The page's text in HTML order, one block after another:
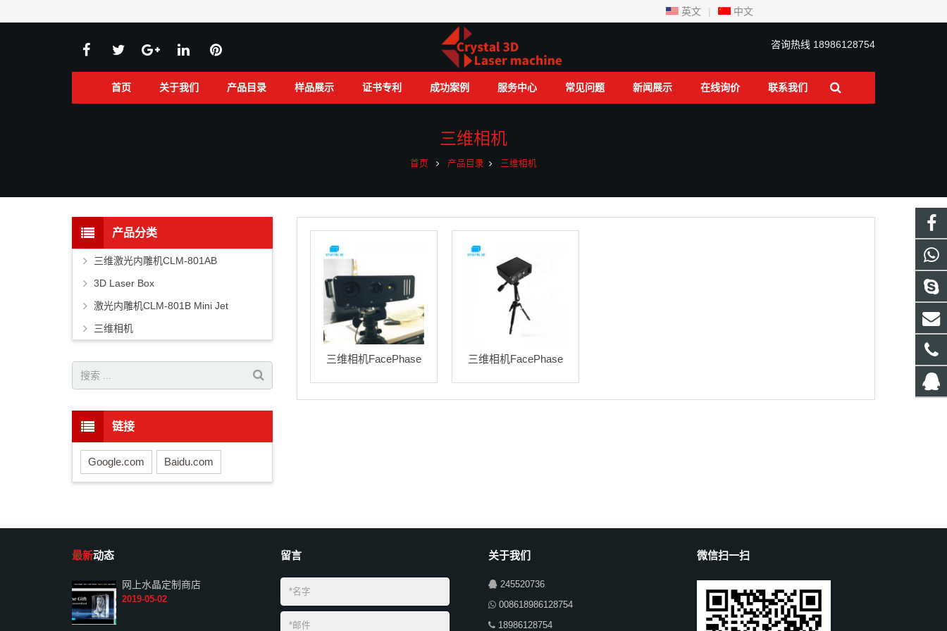
英文 | 中文
咨询热线 18986128754
首页 关于我们 产品目录 样品展示 证书专利 成功案例 服务中心 常见问题 新闻展示 在线询价 联系我们
三维相机
首页 产品目录 三维相机
三维相机FacePhase 三维相机FacePhase
产品分类
三维激光内雕机CLM-801AB
3D Laser Box
激光内雕机CLM-801B Mini Jet
三维相机
链接
Google.com Baidu.com
最新动态
网上水晶定制商店
2019-05-02
留言 关于我们
245520736
008618986128754
18986128754
微信扫一扫